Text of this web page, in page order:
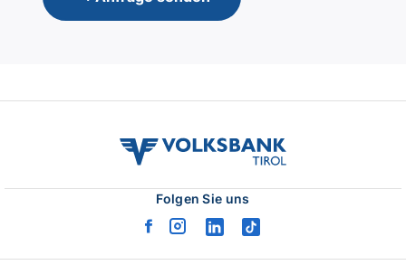
volksbank
Folgen Sie uns
facebook
instagram
linkedintiktok